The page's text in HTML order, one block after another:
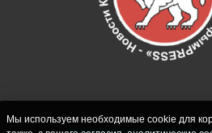
Мы используем необходимые cookie для